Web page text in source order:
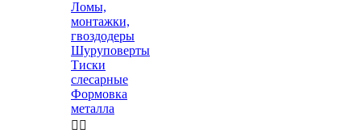
Ломы,
монтажки,
гвоздодеры
Шуруповерты
Тиски
слесарные
Формовка
металла
 